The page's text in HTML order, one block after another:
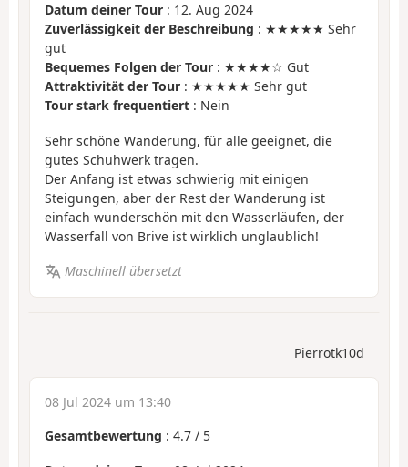
Datum deiner Tour : 12. Aug 2024
Zuverlässigkeit der Beschreibung : ★★★★★ Sehr
gut
Bequemes Folgen der Tour : ★★★★☆ Gut
Attraktivität der Tour : ★★★★★ Sehr gut
Tour stark frequentiert : Nein
Sehr schöne Wanderung, für alle geeignet, die
gutes Schuhwerk tragen.
Der Anfang ist etwas schwierig mit einigen
Steigungen, aber der Rest der Wanderung ist
einfach wunderschön mit den Wasserläufen, der
Wasserfall von Brive ist wirklich unglaublich!
Maschinell übersetzt
Pierrotk10d
08 Jul 2024 um 13:40
Gesamtbewertung : 4.7 / 5